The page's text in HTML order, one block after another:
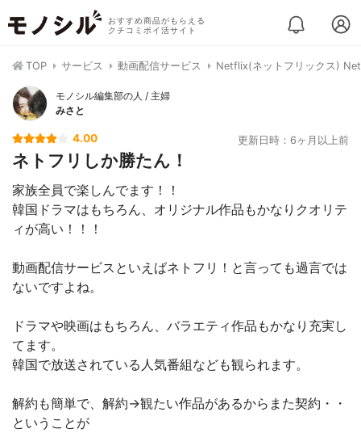
おすすめ商品がもらえる
クチコミポイ活サイト
TOP サービス 動画配信サービス Netflix(ネットフリックス)
モノシル編集部の人 / 主婦
みさと
4.00 更新日時：6ヶ月以上前
ネトフリしか勝たん！
家族全員で楽しんでます！！
韓国ドラマはもちろん、オリジナル作品もかなりクオリテ
ィが高い！！！
動画配信サービスといえばネトフリ！と言っても過言では
ないですよね。
ドラマや映画はもちろん、バラエティ作品もかなり充実し
てます。
韓国で放送されている人気番組なども観られます。
解約も簡単で、解約→観たい作品があるからまた契約・・
ということが